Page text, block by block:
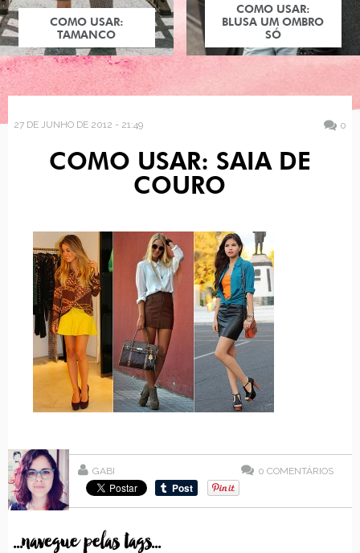
COMO USAR:
TAMANCO
COMO USAR:
BLUSA UM OMBRO
SÓ
27 DE JUNHO DE 2012 - 21:49 0
COMO USAR: SAIA DE
COURO
GABI 0 COMENTÁRIOS
...navegue pelas tags...